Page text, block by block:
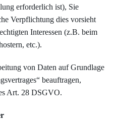
erforderlich ist), Sie
Verpflichtung dies vorsieht
Interessen (z.B. beim
etc.).
von Daten auf Grundlage
beauftragen,
Art. 28 DSGVO.